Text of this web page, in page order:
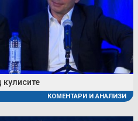
кулисите
КОМЕНТАРИ И АНАЛИЗИ